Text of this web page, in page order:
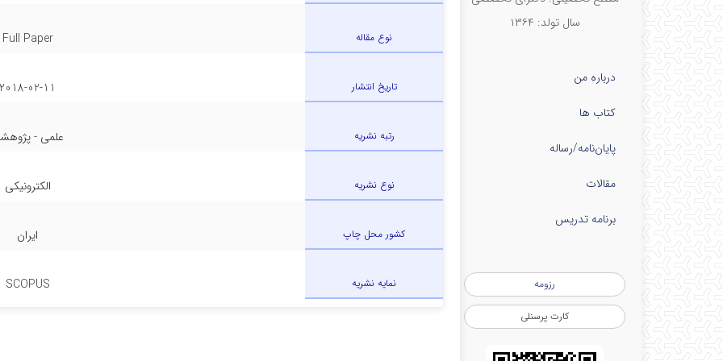
سال تولد: ۱۳۶۴
درباره من
کتاب ها
پایان‌نامه‌/رساله
مقالات
برنامه تدریس
رزومه
کارت پرسنلی
نوع مقاله Full Paper
تاریخ انتشار 2018-02-11
رتبه نشریه علمی -
نوع نشریه الکترونیکی
کشور محل چاپ ایران
نمایه نشریه SCOPUS